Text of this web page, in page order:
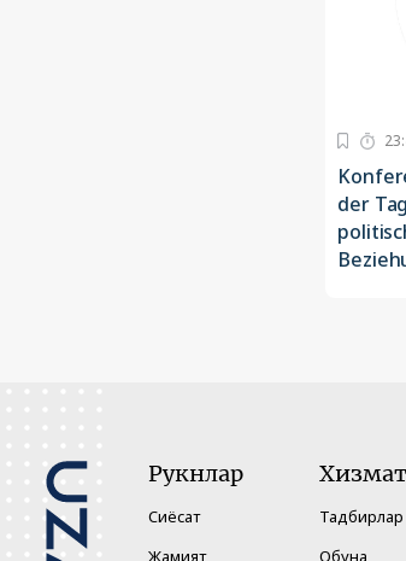
der
Рукнлар
Сиёсат